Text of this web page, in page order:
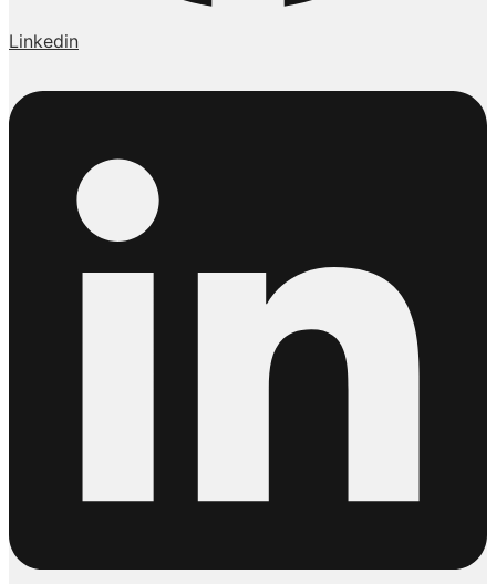
Linkedin